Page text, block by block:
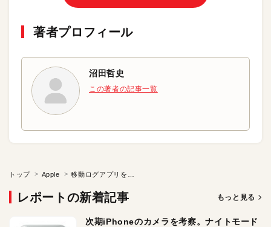
著者プロフィール
沼田哲史
この著者の記事一覧
トップ Apple
レポートの新着記事 もっと見る
次期iPhoneのカメラを考察。ナイトモード